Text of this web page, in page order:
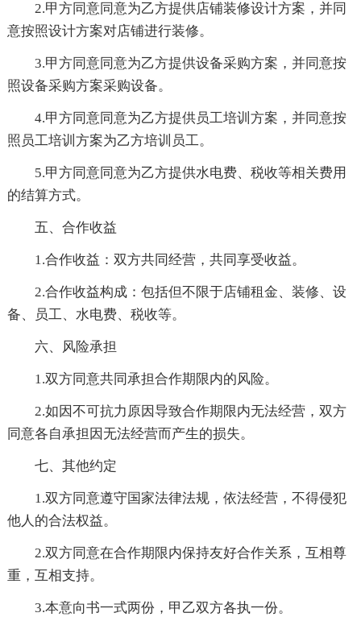
2.甲方同意同意为乙方提供店铺装修设计方案，并同
意按照设计方案对店铺进行装修。
3.甲方同意同意为乙方提供设备采购方案，并同意按
照设备采购方案采购设备。
4.甲方同意同意为乙方提供员工培训方案，并同意按
照员工培训方案为乙方培训员工。
5.甲方同意同意为乙方提供水电费、税收等相关费用
的结算方式。
五、合作收益
1.合作收益：双方共同经营，共同享受收益。
2.合作收益构成：包括但不限于店铺租金、装修、设
备、员工、水电费、税收等。
六、风险承担
1.双方同意共同承担合作期限内的风险。
2.如因不可抗力原因导致合作期限内无法经营，双方
同意各自承担因无法经营而产生的损失。
七、其他约定
1.双方同意遵守国家法律法规，依法经营，不得侵犯
他人的合法权益。
2.双方同意在合作期限内保持友好合作关系，互相尊
重，互相支持。
3.本意向书一式两份，甲乙双方各执一份。